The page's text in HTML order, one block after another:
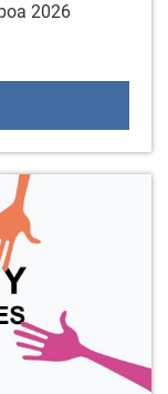
2026
de fiestas de